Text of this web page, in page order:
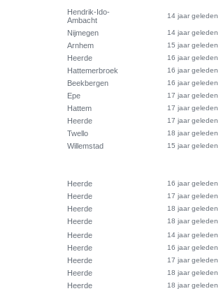
Hendrik-Ido-
Ambacht
14 jaar geleden
Nijmegen 14 jaar geleden
Arnhem 15 jaar geleden
Heerde 16 jaar geleden
Hattemerbroek 16 jaar geleden
Beekbergen 16 jaar geleden
Epe 17 jaar geleden
Hattem 17 jaar geleden
Heerde 17 jaar geleden
Twello 18 jaar geleden
Willemstad 15 jaar geleden
Heerde 16 jaar geleden
Heerde 17 jaar geleden
Heerde 18 jaar geleden
Heerde 18 jaar geleden
Heerde 14 jaar geleden
Heerde 16 jaar geleden
Heerde 17 jaar geleden
Heerde 18 jaar geleden
Heerde 18 jaar geleden